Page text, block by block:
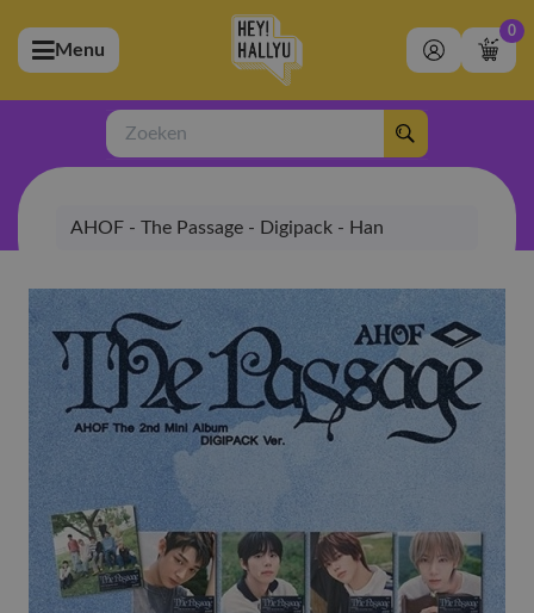
(Artiesten)
(Merchandise)
(Exclusive)
(Winkel)
Menu
0
Zoeken
AHOF - The Passage - Digipack - Han